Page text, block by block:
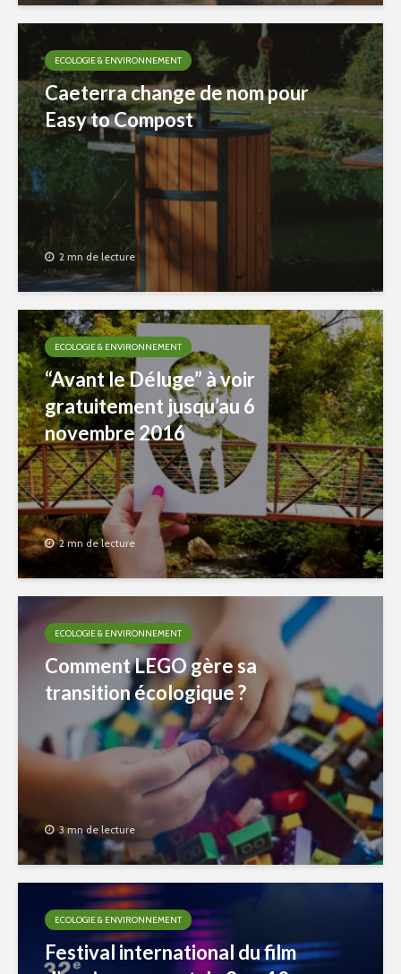
ECOLOGIE & ENVIRONNEMENT
Caeterra change de nom pour
Easy to Compost
2 mn de lecture
ECOLOGIE & ENVIRONNEMENT
“Avant le Déluge” à voir
gratuitement jusqu’au 6
novembre 2016
2 mn de lecture
ECOLOGIE & ENVIRONNEMENT
Comment LEGO gère sa
transition écologique ?
3 mn de lecture
ECOLOGIE & ENVIRONNEMENT
Festival international du film